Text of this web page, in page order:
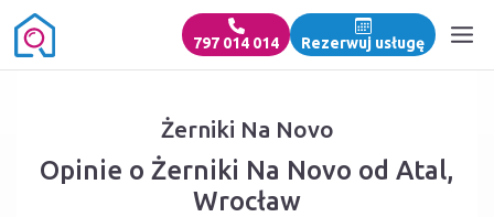
797 014 014 Rezerwuj usługę
Żerniki Na Novo
Opinie o Żerniki Na Novo od Atal,
Wrocław